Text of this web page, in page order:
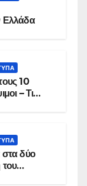
Ελλάδα
10
– Τι
δύο
του